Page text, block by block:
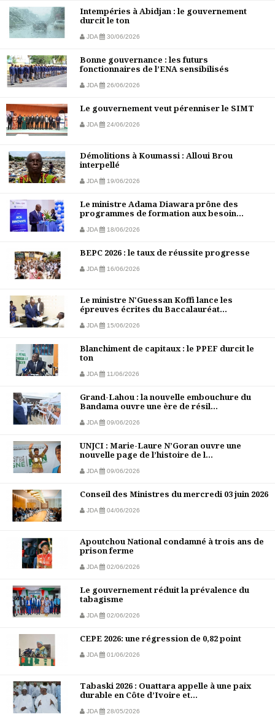
Intempéries à Abidjan : le gouvernement
durcit le ton
JDA 30/06/2026
Bonne gouvernance : les futurs
fonctionnaires de l’ENA sensibilisés
JDA 26/06/2026
Le gouvernement veut pérenniser le SIMT
JDA 24/06/2026
Démolitions à Koumassi : Alloui Brou
interpellé
JDA 19/06/2026
Le ministre Adama Diawara prône des
programmes de formation aux besoin...
JDA 18/06/2026
BEPC 2026 : le taux de réussite progresse
JDA 16/06/2026
Le ministre N'Guessan Koffi lance les
épreuves écrites du Baccalauréat...
JDA 15/06/2026
Blanchiment de capitaux : le PPEF durcit le
ton
JDA 11/06/2026
Grand-Lahou : la nouvelle embouchure du
Bandama ouvre une ère de résil...
JDA 09/06/2026
UNJCI : Marie-Laure N’Goran ouvre une
nouvelle page de l’histoire de l...
JDA 09/06/2026
Conseil des Ministres du mercredi 03 juin 2026
JDA 04/06/2026
Apoutchou National condamné à trois ans de
prison ferme
JDA 02/06/2026
Le gouvernement réduit la prévalence du
tabagisme
JDA 02/06/2026
CEPE 2026: une régression de 0,82 point
JDA 01/06/2026
Tabaski 2026 : Ouattara appelle à une paix
durable en Côte d’Ivoire et...
JDA 28/05/2026